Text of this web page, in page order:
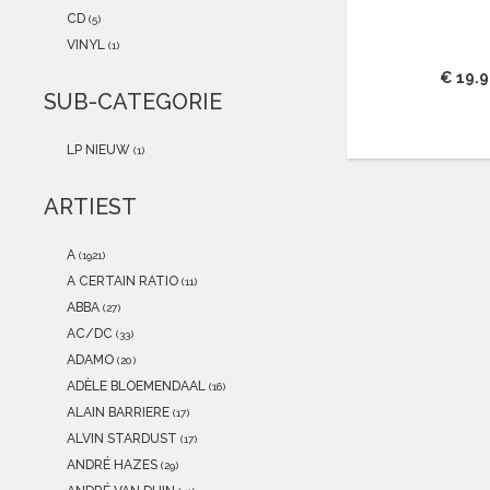
2017 (0)
CD (5)
VINYL (1)
SUB-CATEGORIE
LP NIEUW (1)
ARTIEST
A (1921)
A CERTAIN RATIO (11)
ABBA (27)
AC/DC (33)
ADAMO (20)
ADÈLE BLOEMENDAAL (16)
ALAIN BARRIERE (17)
ALVIN STARDUST (17)
ANDRÉ HAZES (29)
€